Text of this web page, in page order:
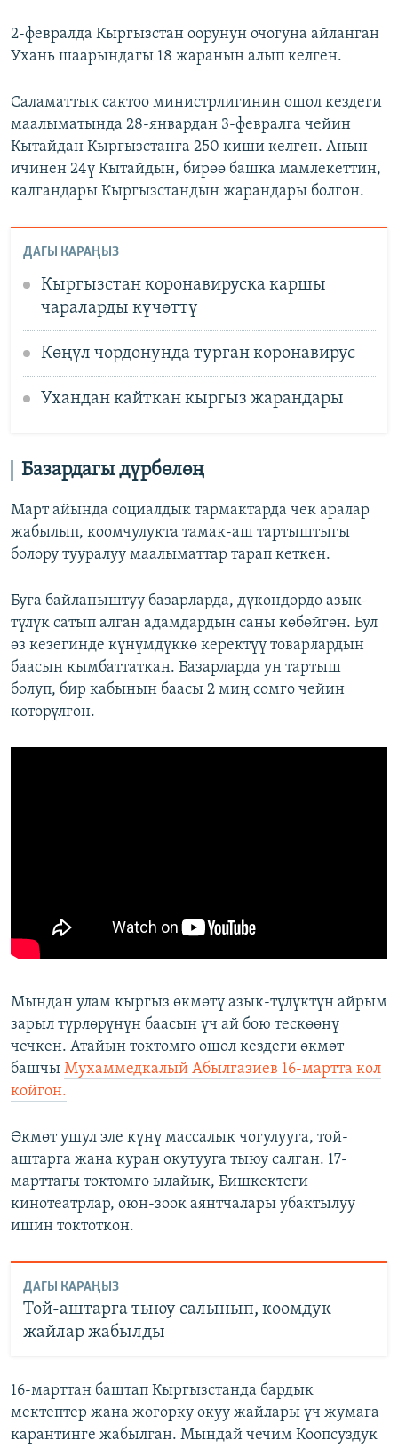
2-февралда Кыргызстан оорунун очогуна айланган
Ухань шаарындагы 18 жаранын алып келген.
Саламаттык сактоо министрлигинин ошол кездеги
маалыматында 28-январдан 3-февралга чейин
Кытайдан Кыргызстанга 250 киши келген. Анын
ичинен 24ү Кытайдын, бирөө башка мамлекеттин,
калгандары Кыргызстандын жарандары болгон.
ДАГЫ КАРАҢЫЗ
Кыргызстан коронавируска каршы
чараларды күчөттү
Көңүл чордонунда турган коронавирус
Ухандан кайткан кыргыз жарандары
Базардагы дүрбөлөң
Март айында социалдык тармактарда чек аралар
жабылып, коомчулукта тамак-аш тартыштыгы
болору тууралуу маалыматтар тарап кеткен.
Буга байланыштуу базарларда, дүкөндөрдө азык-
түлүк сатып алган адамдардын саны көбөйгөн. Бул
өз кезегинде күнүмдүккө керектүү товарлардын
баасын кымбаттаткан. Базарларда ун тартыш
болуп, бир кабынын баасы 2 миң сомго чейин
көтөрүлгөн.
Мындан улам кыргыз өкмөтү азык-түлүктүн айрым
зарыл түрлөрүнүн баасын үч ай бою тескөөнү
чечкен. Атайын токтомго ошол кездеги өкмөт
башчы Мухаммедкалый Абылгазиев 16-мартта кол
койгон.
Өкмөт ушул эле күнү массалык чогулууга, той-
аштарга жана куран окутууга тыюу салган. 17-
марттагы токтомго ылайык, Бишкектеги
кинотеатрлар, оюн-зоок аянтчалары убактылуу
ишин токтоткон.
ДАГЫ КАРАҢЫЗ
Той-аштарга тыюу салынып, коомдук
жайлар жабылды
16-марттан баштап Кыргызстанда бардык
мектептер жана жогорку окуу жайлары үч жумага
карантинге жабылган. Мындай чечим Коопсуздук